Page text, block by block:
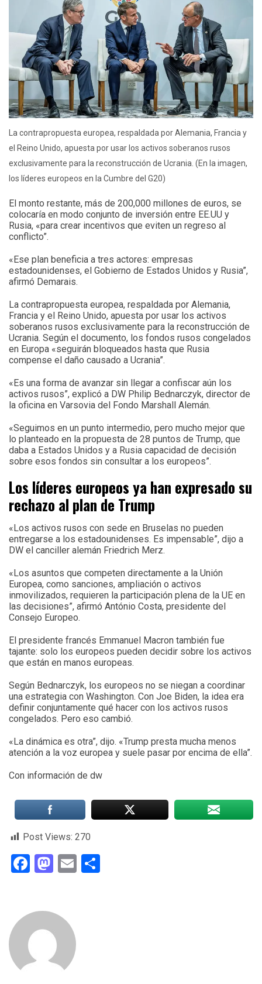
La contrapropuesta europea, respaldada por Alemania, Francia y
el Reino Unido, apuesta por usar los activos soberanos rusos
exclusivamente para la reconstrucción de Ucrania. (En la imagen,
los líderes europeos en la Cumbre del G20)
El monto restante, más de 200,000 millones de euros, se
colocaría en modo conjunto de inversión entre EE.UU y
Rusia, «para crear incentivos que eviten un regreso al
conflicto”.
«Ese plan beneficia a tres actores: empresas
estadounidenses, el Gobierno de Estados Unidos y Rusia”,
afirmó Demarais.
La contrapropuesta europea, respaldada por Alemania,
Francia y el Reino Unido, apuesta por usar los activos
soberanos rusos exclusivamente para la reconstrucción de
Ucrania. Según el documento, los fondos rusos congelados
en Europa «seguirán bloqueados hasta que Rusia
compense el daño causado a Ucrania”.
«Es una forma de avanzar sin llegar a confiscar aún los
activos rusos”, explicó a DW Philip Bednarczyk, director de
la oficina en Varsovia del Fondo Marshall Alemán.
«Seguimos en un punto intermedio, pero mucho mejor que
lo planteado en la propuesta de 28 puntos de Trump, que
daba a Estados Unidos y a Rusia capacidad de decisión
sobre esos fondos sin consultar a los europeos”.
Los líderes europeos ya han expresado su
rechazo al plan de Trump
«Los activos rusos con sede en Bruselas no pueden
entregarse a los estadounidenses. Es impensable”, dijo a
DW el canciller alemán Friedrich Merz.
«Los asuntos que competen directamente a la Unión
Europea, como sanciones, ampliación o activos
inmovilizados, requieren la participación plena de la UE en
las decisiones”, afirmó António Costa, presidente del
Consejo Europeo.
El presidente francés Emmanuel Macron también fue
tajante: solo los europeos pueden decidir sobre los activos
que están en manos europeas.
Según Bednarczyk, los europeos no se niegan a coordinar
una estrategia con Washington. Con Joe Biden, la idea era
definir conjuntamente qué hacer con los activos rusos
congelados. Pero eso cambió.
«La dinámica es otra”, dijo. «Trump presta mucha menos
atención a la voz europea y suele pasar por encima de ella”.
Con información de dw
Post Views: 270
Facebook
Mastodon
Email